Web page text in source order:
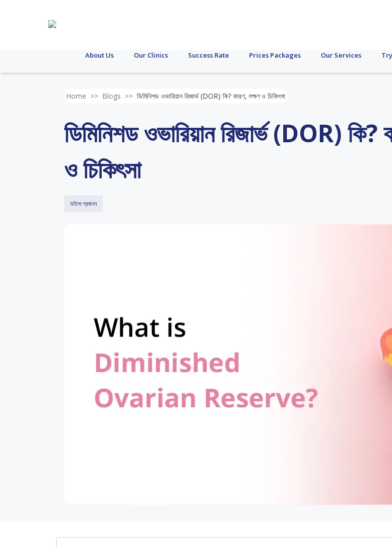
About Us Our Clinics Success Rate Prices Packages Our Services
Home >> Blogs >> ডিমিনিশড ওভারিয়ান রিজার্ভ (DOR) কি? কারণ, লক্ষণ ও চিকিৎসা
ডিমিনিশড ওভারিয়ান রিজার্ভ (DOR) কি?
ও চিকিৎসা
মহিলা প্রজনন